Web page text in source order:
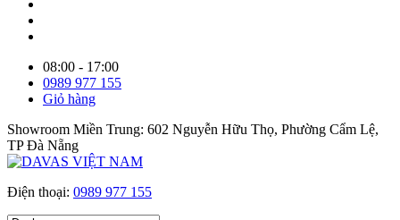
08:00 - 17:00
0989 977 155
Giỏ hàng
Showroom Miền Trung: 602 Nguyễn Hữu Thọ, Phường Cẩm Lệ,
TP Đà Nẵng
Điện thoại: 0989 977 155